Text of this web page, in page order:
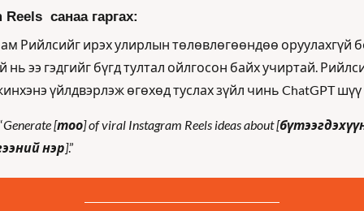
санаа гаргах:
Рийлсийг ирэх улирлын төлөвлөгөөндөө оруулахгүй
нь ээ гэдгийг бүгд тултал ойлгосон байх учиртай.
үйлдвэрлэж өгөхөд туслах зүйл чинь ChatGPT шүү
Generate [тоо] of viral Instagram Reels ideas about [
нэр].”